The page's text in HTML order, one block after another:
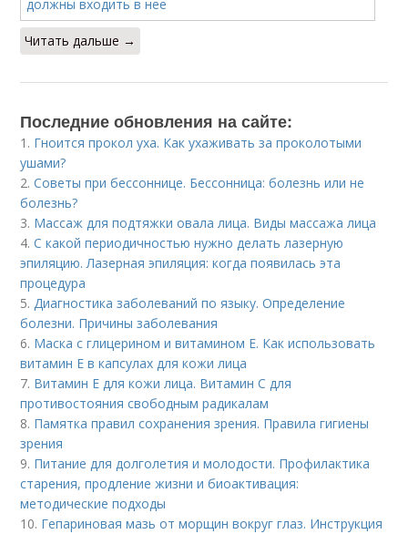
Читать дальше →
Последние обновления на сайте:
1. Гноится прокол уха. Как ухаживать за проколотыми
ушами?
2.Советы при бессоннице. Бессонница: болезнь или не
болезнь?
3. Массаж для подтяжки овала лица. Виды массажа лица
4.С какой периодичностью нужно делать лазерную
эпиляцию. Лазерная эпиляция: когда появилась эта
процедура
5.Диагностика заболеваний по языку. Определение
болезни. Причины заболевания
6. Маска с глицерином и витамином Е. Как использовать
витамин E в капсулах для кожи лица
7. Витамин Е для кожи лица. Витамин С для
противостояния свободным радикалам
8. Памятка правил сохранения зрения. Правила гигиены
зрения
9. Питание для долголетия и молодости. Профилактика
старения, продление жизни и биоактивация:
методические подходы
10. Гепариновая мазь от морщин вокруг глаз. Инструкция